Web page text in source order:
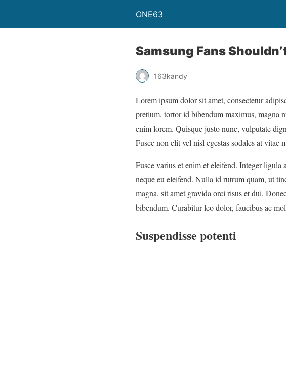
ONE63
Samsung Fans
163kandy
Lorem ipsum dolor sit amet, consectetur
pretium, tortor id bibendum maximus, magna
enim lorem. Quisque justo nunc, vulputate
Fusce non elit vel nisl egestas sodales at vitae
Fusce varius et enim et eleifend. Integer
neque eu eleifend. Nulla id rutrum quam, ut
magna, sit amet gravida orci risus et dui.
bibendum. Curabitur leo dolor, faucibus ac
Suspendisse potenti